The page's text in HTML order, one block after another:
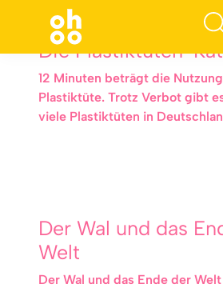
Die Plastiktüten-
12 Minuten beträgt die
Plastiktüte. Trotz Verbot gibt
viele Plastiktüten in
Der Wal und das
Welt
Der Wal und das Ende der